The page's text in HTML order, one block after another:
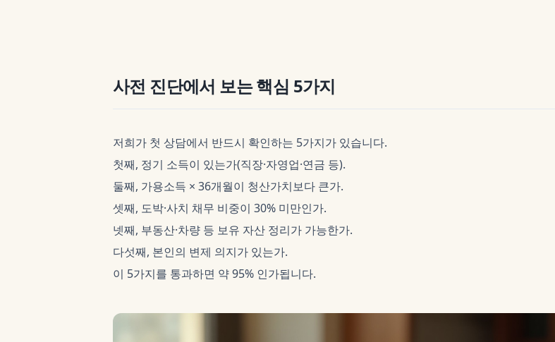
사전 진단에서 보는 핵심 5가지
저희가 첫 상담에서 반드시 확인하는 5가지가 있습니다.
첫째, 정기 소득이 있는가(직장·자영업·연금 등).
둘째, 가용소득 × 36개월이 청산가치보다 큰가.
셋째, 도박·사치 채무 비중이 30% 미만인가.
넷째, 부동산·차량 등 보유 자산 정리가 가능한가.
다섯째, 본인의 변제 의지가 있는가.
이 5가지를 통과하면 약 95% 인가됩니다.